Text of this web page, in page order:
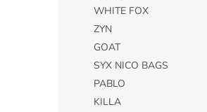
WHITE FOX
ZYN
GOAT
SYX NICO BAGS
PABLO
KILLA